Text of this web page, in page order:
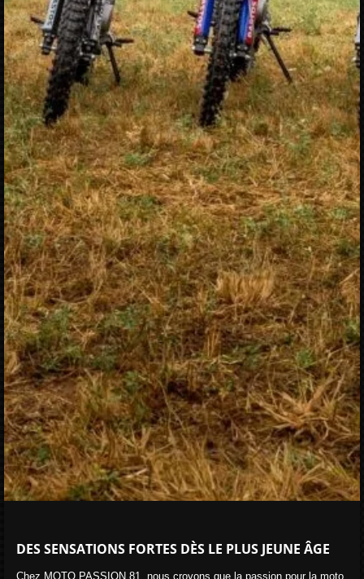
DES SENSATIONS FORTES DÈS LE PLUS JEUNE ÂGE
Chez MOTO PASSION 81, nous croyons que la passion pour la moto